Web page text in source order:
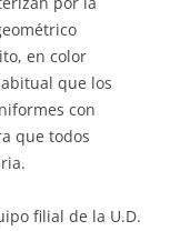
en color
que los
con
que todos
filial de la U.D.